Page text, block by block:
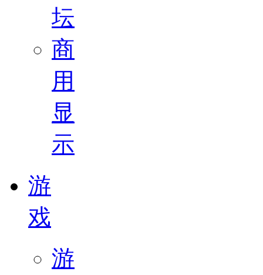
坛
商
用
显
示
游
戏
游